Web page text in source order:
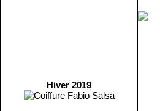
Hiver 2019